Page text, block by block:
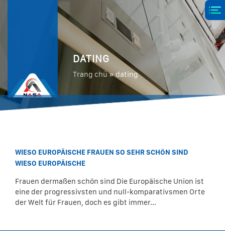
DATING
Trang chủ»dating
WIESO EUROPÄISCHE FRAUEN SO SEHR SCHÖN SIND
WIESO EUROPÄISCHE
Frauen dermaßen schön sind Die Europäische Union ist
eine der progressivsten und null-komparativsmen Orte
der Welt für Frauen, doch es gibt immer...